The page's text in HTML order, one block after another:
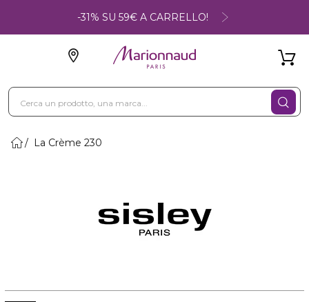
-31% SU 59€ A CARRELLO!
La Crème 230